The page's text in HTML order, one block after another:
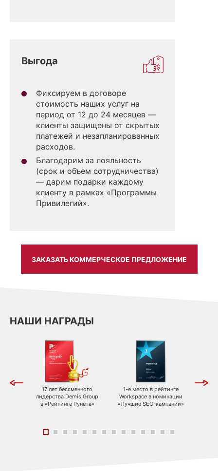
Выгода
Фиксируем в договоре
стоимость наших услуг на
период от 12 до 24 месяцев —
клиенты защищены от скрытых
платежей и незапланированных
расходов.
Благодарим за лояльность
(срок и объем сотрудничества)
— дарим подарки каждому
клиенту в рамках «Программы
Привилегий».
ЗАКАЗАТЬ КОММЕРЧЕСКОЕ ПРЕДЛОЖЕНИЕ
НАШИ НАГРАДЫ
17 лет бессменного
лидерства Demis Group
в «Рейтинге Рунета»
1-е место в рейтинге
Workspace в номинации
«Лучшие SEO-кампании»